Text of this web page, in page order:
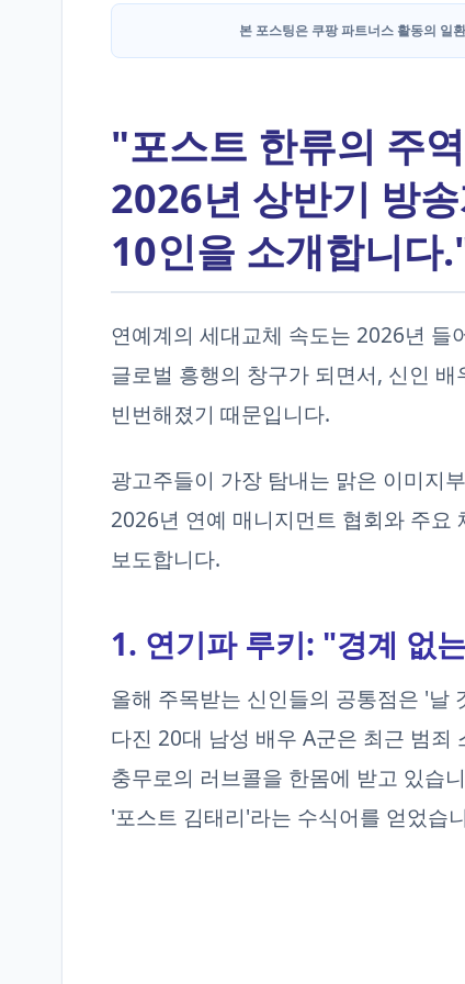
본 포스팅은 쿠팡 파트너스 활동의 일
"포스트 한류의 주
2026년 상반기 방
10인을 소개합니다
연예계의 세대교체 속도는 2026년 들
글로벌 흥행의 창구가 되면서, 신인
빈번해졌기 때문입니다.
광고주들이 가장 탐내는 맑은 이미지
2026년 연예 매니지먼트 협회와 주요
보도합니다.
1. 연기파 루키: "경계 없
올해 주목받는 신인들의 공통점은 '날
다진 20대 남성 배우 A군은 최근 범죄
충무로의 러브콜을 한몸에 받고 있습
'포스트 김태리'라는 수식어를 얻었습